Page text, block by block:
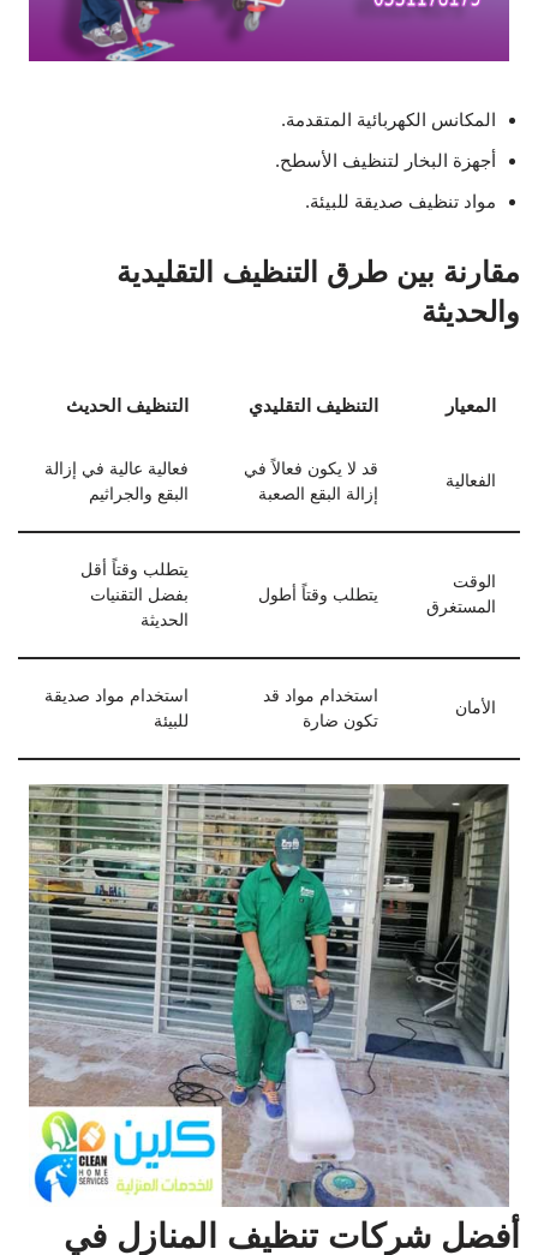
المكانس الكهربائية المتقدمة.
أجهزة البخار لتنظيف الأسطح.
مواد تنظيف صديقة للبيئة.
مقارنة بين طرق التنظيف التقليدية
والحديثة
المعيار التنظيف التقليدي التنظيف الحديث
الفعالية
قد لا يكون فعالاً في
إزالة البقع الصعبة
فعالية عالية في إزالة
البقع والجراثيم
الوقت
المستغرق
يتطلب وقتاً أطول
يتطلب وقتاً أقل
بفضل التقنيات
الحديثة
الأمان
استخدام مواد قد
تكون ضارة
استخدام مواد صديقة
للبيئة
أفضل شركات تنظيف المنازل في